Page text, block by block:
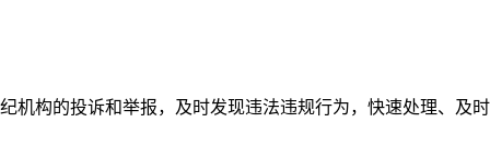
构的投诉和举报，及时发现违法违规行为，快速处理、及时